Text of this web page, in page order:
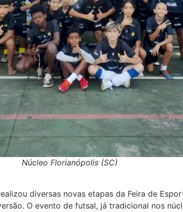
Núcleo Florianópolis (SC)
diversas novas etapas da Feira de
O evento de futsal, já tradicional nos